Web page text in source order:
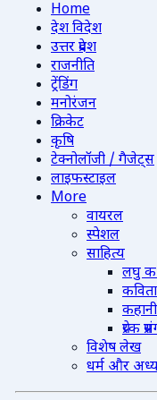
Home
देश विदेश
उत्तर प्रदेश
राजनीति
ट्रेंडिंग
मनोरंजन
क्रिकेट
कृषि
टेक्नोलॉजी / गैजेट्स
लाइफस्टाइल
More
वायरल
स्पेशल
साहित्य
लघु
कविता
कहानी
प्रेरक
विशेष लेख
धर्म और